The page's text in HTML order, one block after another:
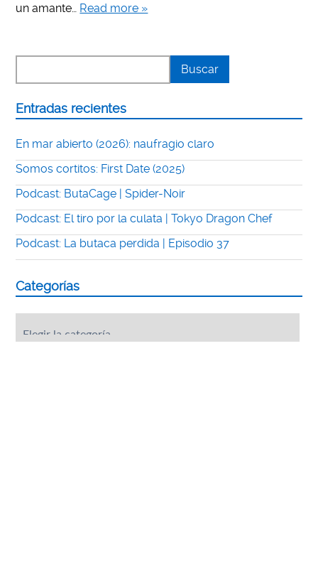
un amante… Read more »
Entradas recientes
En mar abierto (2026): naufragio claro
Somos cortitos: First Date (2025)
Podcast: ButaCage | Spider-Noir
Podcast: El tiro por la culata | Tokyo Dragon Chef
Podcast: La butaca perdida | Episodio 37
Categorías